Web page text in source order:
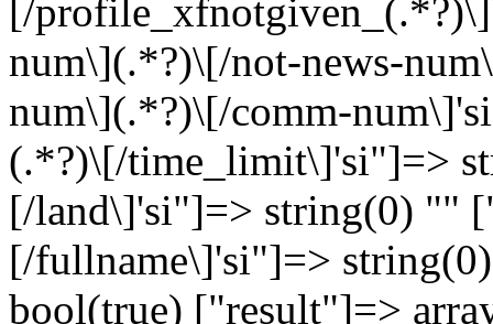
[/
num\](.*?)\[/not-news-
num\](.*?)\[/comm-
(.*?)\[/time_limit\]'si"]=>
[/land\]'si"]=> string(0) ""
[/fullname\]'si"]=>
bool(true) ["result"]=>